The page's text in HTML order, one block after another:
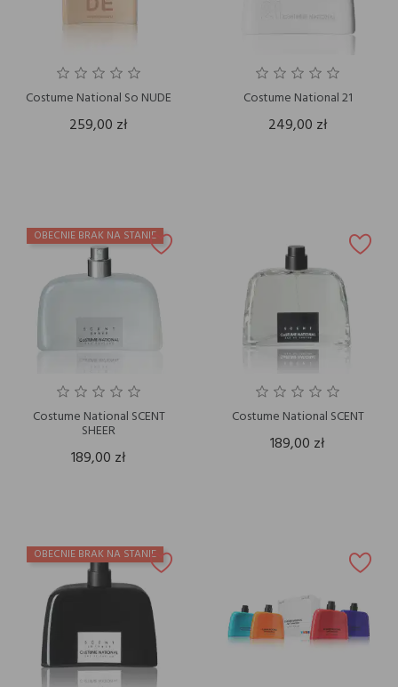
Costume National So NUDE
259,00 zł
Costume National 21
249,00 zł
OBECNIE BRAK NA STANIE
Costume National SCENT
SHEER
189,00 zł
Costume National SCENT
189,00 zł
OBECNIE BRAK NA STANIE